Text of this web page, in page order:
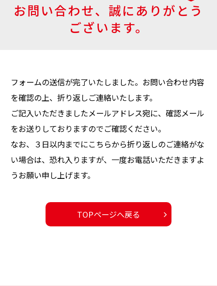
お問い合わせ、誠にありがとう
ございます。
フォームの送信が完了いたしました。 お問い合わせ内容
を確認の上、折り返しご連絡いたします。
ご記入いただきましたメールアドレス宛に、確認メール
をお送りしておりますのでご確認ください。
なお、３日以内までにこちらから折り返しのご連絡がな
い場合は、恐れ入りますが、一度お電話いただきますよ
うお願い申し上げます。
TOPページへ戻る